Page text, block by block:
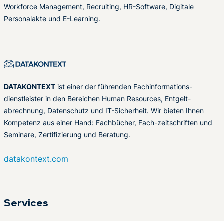
Workforce Management, Recruiting, HR-Software, Digitale
Personalakte und E-Learning.
DATAKONTEXT ist einer der führenden Fachinformations-
dienstleister in den Bereichen Human Resources, Entgelt-
abrechnung, Datenschutz und IT-Sicherheit. Wir bieten Ihnen
Kompetenz aus einer Hand: Fachbücher, Fach-zeitschriften und
Seminare, Zertifizierung und Beratung.
datakontext.com
Services